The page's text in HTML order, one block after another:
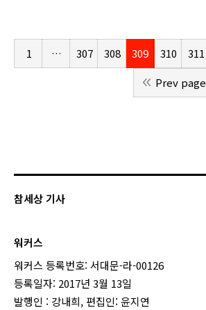
1 … 307 308 309 310 311
Prev page
참세상 기사
워커스
워커스 등록번호: 서대문-라-00126
등록일자: 2017년 3월 13일
발행인 : 강내희, 편집인: 윤지연